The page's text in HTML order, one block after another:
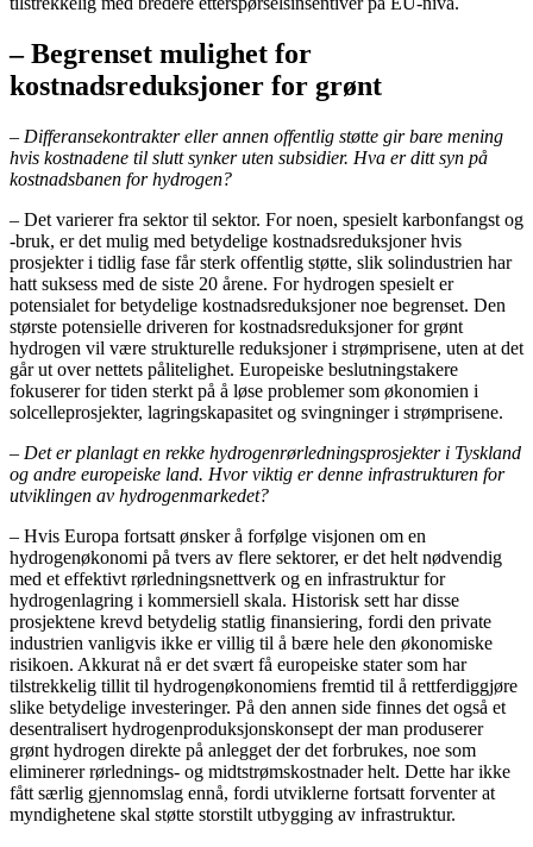
– Begrenset mulighet for
kostnadsreduksjoner for grønt
– Differansekontrakter eller annen offentlig støtte gir bare mening
hvis kostnadene til slutt synker uten subsidier. Hva er ditt syn på
kostnadsbanen for hydrogen?
– Det varierer fra sektor til sektor. For noen, spesielt karbonfangst og
-bruk, er det mulig med betydelige kostnadsreduksjoner hvis
prosjekter i tidlig fase får sterk offentlig støtte, slik solindustrien har
hatt suksess med de siste 20 årene. For hydrogen spesielt er
potensialet for betydelige kostnadsreduksjoner noe begrenset. Den
største potensielle driveren for kostnadsreduksjoner for grønt
hydrogen vil være strukturelle reduksjoner i strømprisene, uten at det
går ut over nettets pålitelighet. Europeiske beslutningstakere
fokuserer for tiden sterkt på å løse problemer som økonomien i
solcelleprosjekter, lagringskapasitet og svingninger i strømprisene.
– Det er planlagt en rekke hydrogenrørledningsprosjekter i Tyskland
og andre europeiske land. Hvor viktig er denne infrastrukturen for
utviklingen av hydrogenmarkedet?
– Hvis Europa fortsatt ønsker å forfølge visjonen om en
hydrogenøkonomi på tvers av flere sektorer, er det helt nødvendig
med et effektivt rørledningsnettverk og en infrastruktur for
hydrogenlagring i kommersiell skala. Historisk sett har disse
prosjektene krevd betydelig statlig finansiering, fordi den private
industrien vanligvis ikke er villig til å bære hele den økonomiske
risikoen. Akkurat nå er det svært få europeiske stater som har
tilstrekkelig tillit til hydrogenøkonomiens fremtid til å rettferdiggjøre
slike betydelige investeringer. På den annen side finnes det også et
desentralisert hydrogenproduksjonskonsept der man produserer
grønt hydrogen direkte på anlegget der det forbrukes, noe som
eliminerer rørlednings- og midtstrømskostnader helt. Dette har ikke
fått særlig gjennomslag ennå, fordi utviklerne fortsatt forventer at
myndighetene skal støtte storstilt utbygging av infrastruktur.